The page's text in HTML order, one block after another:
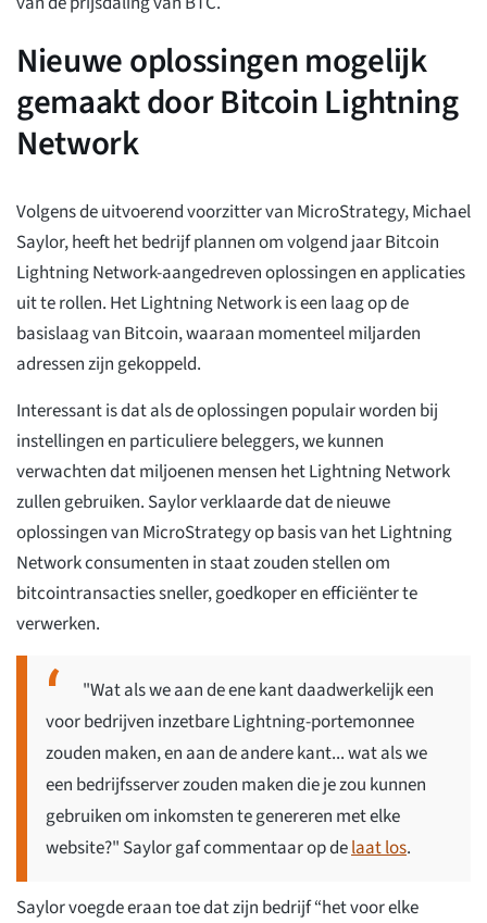
Nieuwe oplossingen mogelijk
gemaakt door Bitcoin Lightning
Network
Volgens de uitvoerend voorzitter van MicroStrategy, Michael
Saylor, heeft het bedrijf plannen om volgend jaar Bitcoin
Lightning Network-aangedreven oplossingen en applicaties
uit te rollen. Het Lightning Network is een laag op de
basislaag van Bitcoin, waaraan momenteel miljarden
adressen zijn gekoppeld.
Interessant is dat als de oplossingen populair worden bij
instellingen en particuliere beleggers, we kunnen
verwachten dat miljoenen mensen het Lightning Network
zullen gebruiken. Saylor verklaarde dat de nieuwe
oplossingen van MicroStrategy op basis van het Lightning
Network consumenten in staat zouden stellen om
bitcointransacties sneller, goedkoper en efficiënter te
verwerken.
"Wat als we aan de ene kant daadwerkelijk een
voor bedrijven inzetbare Lightning-portemonnee
zouden maken, en aan de andere kant... wat als we
een bedrijfsserver zouden maken die je zou kunnen
gebruiken om inkomsten te genereren met elke
website?" Saylor gaf commentaar op delaat los.
Saylor voegde eraan toe dat zijn bedrijf “het voor elke